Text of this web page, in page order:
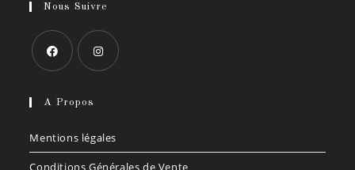
Nous Suivre
dans
nouvel
onglet
dans
nouvel
onglet
A Propos
Mentions légales